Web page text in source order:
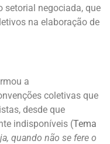
setorial negociada, que
na elaboração de
a
coletivas que
desde que
indisponíveis (Tema
quando não se fere o